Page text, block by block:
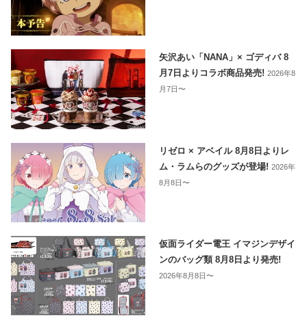
矢沢あい「NANA」× ゴディバ 8
月7日よりコラボ商品発売!2026年8
月7日〜
リゼロ × アベイル 8月8日よりレ
ム・ラムらのグッズが登場!2026年
8月8日〜
仮面ライダー電王 イマジンデザイ
ンのバッグ類 8月8日より発売!
2026年8月8日〜